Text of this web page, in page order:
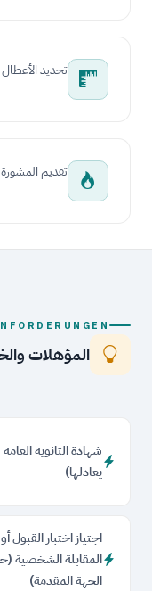
تحديد
تقديم
المؤهلات
شهادة الثانوية
يعادلها)
اجتياز اختبار القبول أو
المقابلة الشخصية
الجهة المقدمة)